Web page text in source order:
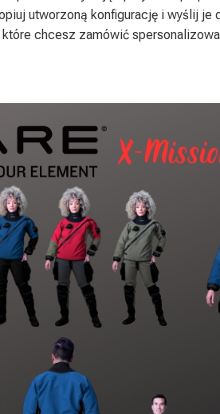
utworzoną konfigurację i wyślij je
chcesz zamówić